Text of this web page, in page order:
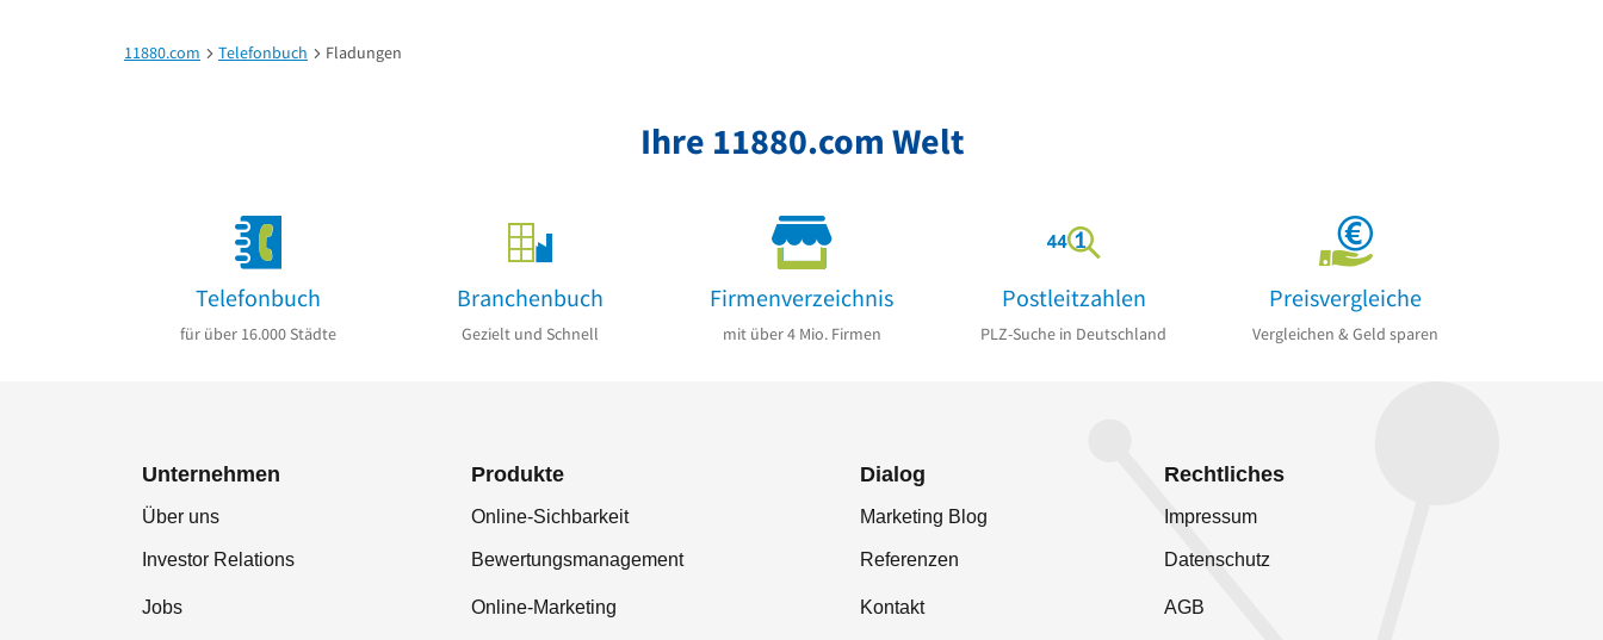
11880.com Telefonbuch Fladungen
Ihre 11880.com Welt
Telefonbuch
für über 16.000 Städte
Branchenbuch
Gezielt und Schnell
Firmenverzeichnis
mit über 4 Mio. Firmen
Postleitzahlen
PLZ-Suche in Deutschland
Preisvergleiche
Vergleichen & Geld sparen
Unternehmen
Über uns
Investor Relations
Jobs
Produkte
Online-Sichbarkeit
Bewertungsmanagement
Online-Marketing
Dialog
Marketing Blog
Referenzen
Kontakt
Rechtliches
Impressum
Datenschutz
AGB